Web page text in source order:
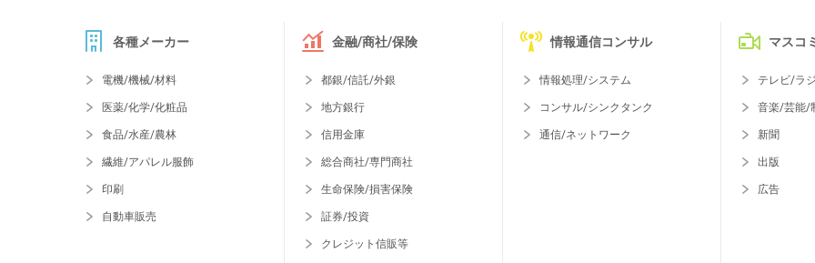
各種メーカー
電機/機械/材料
医薬/化学/化粧品
食品/水産/農林
繊維/アパレル服飾
印刷
自動車販売
金融/商社/保険
都銀/信託/外銀
地方銀行
信用金庫
総合商社/専門商社
生命保険/損害保険
証券/投資
クレジット信販等
情報通信コンサル
情報処理/システム
コンサル/シンクタンク
通信/ネットワーク
マスコミ
テレビ/ラ
音楽/芸能/
新聞
出版
広告